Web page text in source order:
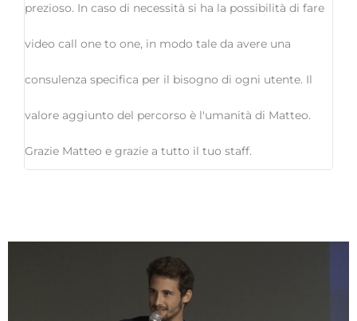
prezioso. In caso di necessità si ha la possibilità di fare
video call one to one, in modo tale da avere una
consulenza specifica per il bisogno di ogni utente. Il
valore aggiunto del percorso è l'umanità di Matteo.
Grazie Matteo e grazie a tutto il tuo staff.